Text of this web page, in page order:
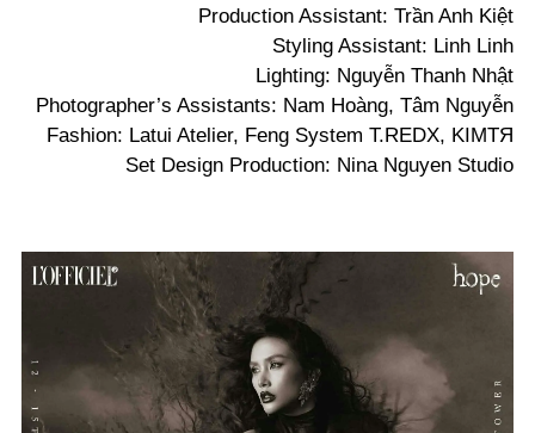
Production Assistant: Trần Anh Kiệt
Styling Assistant: Linh Linh
Lighting: Nguyễn Thanh Nhật
Photographer’s Assistants: Nam Hoàng, Tâm Nguyễn
Fashion: Latui Atelier, Feng System T.REDX, KIMTЯ
Set Design Production: Nina Nguyen Studio